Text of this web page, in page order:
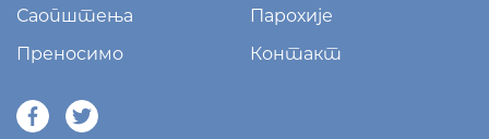
Саопштења
Парохије
Преносимо
Контакт